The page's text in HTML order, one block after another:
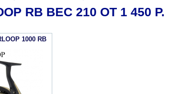
RB ВЕС 210 ОТ 1 450 Р.
1000 RB